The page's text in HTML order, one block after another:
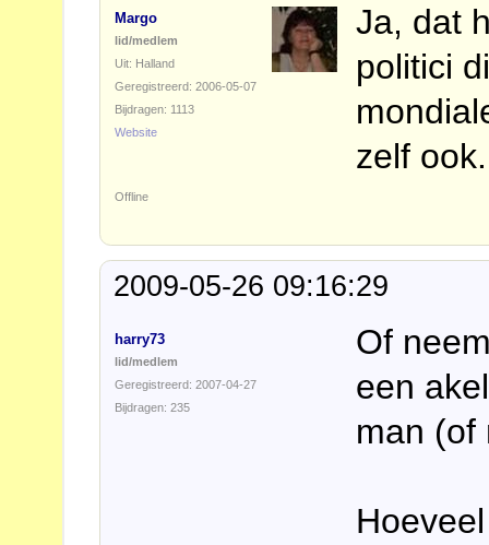
Margo
lid/medlem
Uit: Halland
Geregistreerd: 2006-05-07
Bijdragen: 1113
Website
Ja, dat
politici
zelf ook.
Offline
2009-05-26 09:16:29
harry73
lid/medlem
Geregistreerd: 2007-04-27
Bijdragen: 235
Of
een
man